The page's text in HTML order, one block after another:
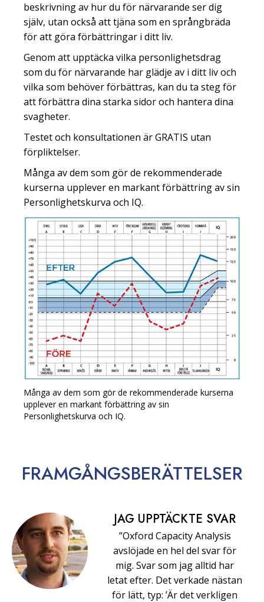
beskrivning av hur du för närvarande ser dig
själv, utan också att tjäna som en språngbräda
för att göra förbättringar i ditt liv.
Genom att upptäcka vilka personlighetsdrag
som du för närvarande har glädje av i ditt liv och
vilka som behöver förbättras, kan du ta steg för
att förbättra dina starka sidor och hantera dina
svagheter.
Testet och konsultationen är GRATIS utan
förpliktelser.
Många av dem som gör de rekommenderade
kurserna upplever en markant förbättring av sin
Personlighetskurva och IQ.
Många av dem som gör de rekommenderade kurserna
upplever en markant förbättring av sin
Personlighetskurva och IQ.
FRAMGÅNGS­BERÄTTELSER
JAG UPPTÄCKTE SVAR
”Oxford Capacity Analysis
avslöjade en hel del svar för
mig. Svar som jag alltid har
letat efter. Det verkade nästan
för lätt, typ: ’Är det verkligen